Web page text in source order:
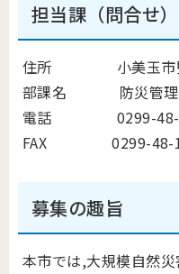
担当課（問合せ）
住所 小美玉市堅倉
部課名 防災管理
電話 0299-48-
FAX 0299-48-
募集の趣旨
本市では,大規模自然